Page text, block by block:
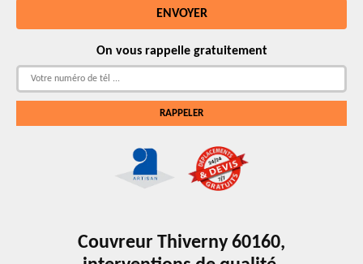
On vous rappelle gratuitement
Couvreur Thiverny 60160,